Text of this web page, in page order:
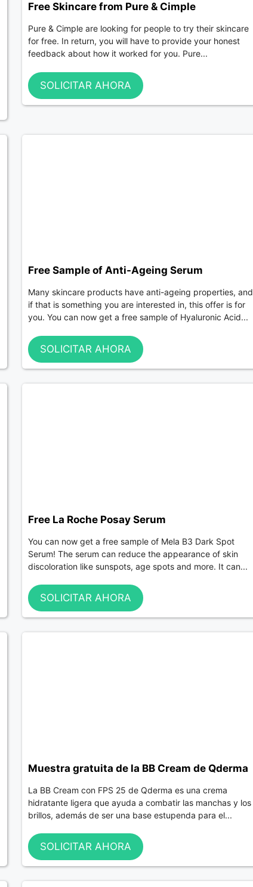
Free Skincare from Pure & Cimple
Pure & Cimple are looking for people to try their skincare
for free. In return, you will have to provide your honest
feedback about how it worked for you. Pure...
SOLICITAR AHORA
Free Sample of Anti-Ageing Serum
Many skincare products have anti-ageing properties, and
if that is something you are interested in, this offer is for
you. You can now get a free sample of Hyaluronic Acid...
SOLICITAR AHORA
Free La Roche Posay Serum
You can now get a free sample of Mela B3 Dark Spot
Serum! The serum can reduce the appearance of skin
discoloration like sunspots, age spots and more. It can...
SOLICITAR AHORA
Muestra gratuita de la BB Cream de Qderma
La BB Cream con FPS 25 de Qderma es una crema
hidratante ligera que ayuda a combatir las manchas y los
brillos, además de ser una base estupenda para el...
SOLICITAR AHORA